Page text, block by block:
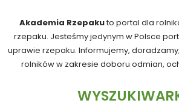
Akademia Rzepakuto portal dla
rzepaku. Jesteśmy jedynym w Polsce
uprawie rzepaku. Informujemy,
rolników w zakresie doboru odmian,